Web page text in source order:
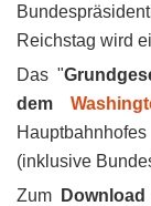
Reichstag wird
Das "
dem
Hauptbahnhofes
(inklusive
Zum
Download